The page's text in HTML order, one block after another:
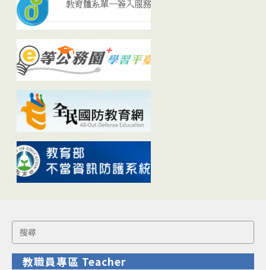
Search
for:
教職員專區 Teacher